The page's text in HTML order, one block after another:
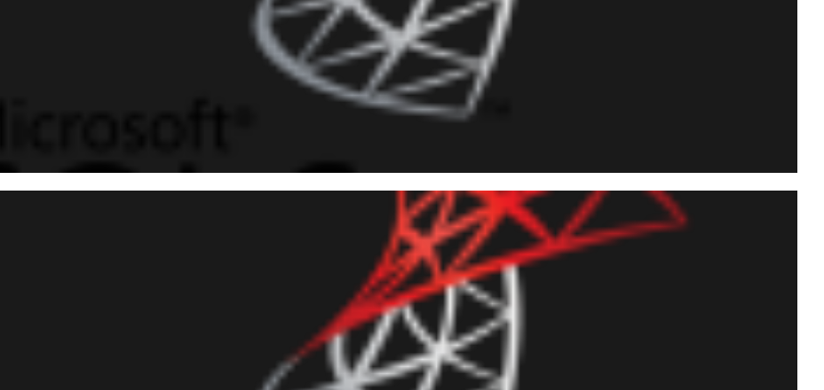
SQL Server - Como buscar uma string no código de SP's
que são chamadas por jobs do SQL Agent